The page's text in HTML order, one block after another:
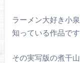
ラーメン大好き小
知っている作品です
その実写版の煮干